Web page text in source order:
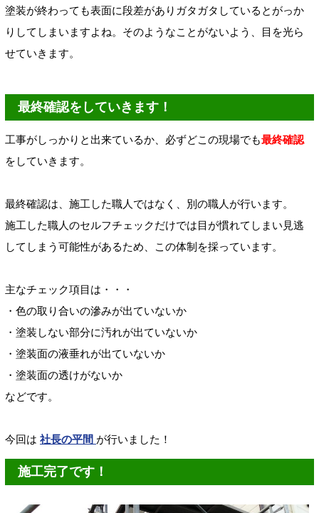
塗装が終わっても表面に段差がありガタガタしているとがっか
りしてしまいますよね。そのようなことがないよう、目を光ら
せていきます。
最終確認をしていきます！
工事がしっかりと出来ているか、必ずどこの現場でも最終確認
をしていきます。
最終確認は、施工した職人ではなく、別の職人が行います。
施工した職人のセルフチェックだけでは目が慣れてしまい見逃
してしまう可能性があるため、この体制を採っています。
主なチェック項目は・・・
・色の取り合いの滲みが出ていないか
・塗装しない部分に汚れが出ていないか
・塗装面の液垂れが出ていないか
・塗装面の透けがないか
などです。
今回は 社長の平間 が行いました！
施工完了です！